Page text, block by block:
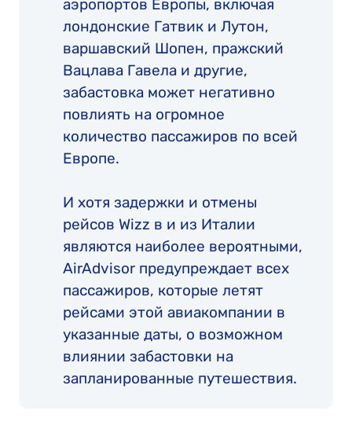
аэропортов Европы, включая
лондонские Гатвик и Лутон,
варшавский Шопен, пражский
Вацлава Гавела и другие,
забастовка может негативно
повлиять на огромное
количество пассажиров по всей
Европе.
И хотя задержки и отмены
рейсов Wizz в и из Италии
являются наиболее вероятными,
AirAdvisor предупреждает всех
пассажиров, которые летят
рейсами этой авиакомпании в
указанные даты, о возможном
влиянии забастовки на
запланированные путешествия.